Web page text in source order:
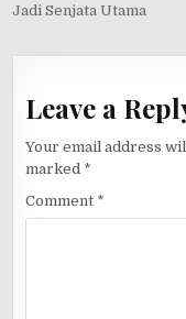
Jadi Senjata Utama
Leave a
Your email address
marked *
Comment *